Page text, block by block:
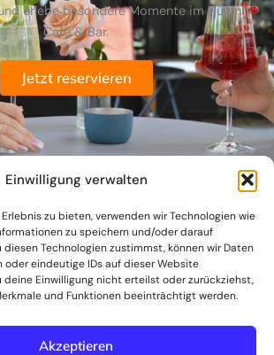
Einwilligung verwalten
zu bieten, verwenden wir Technologien wie
zu speichern und/oder darauf
diesen Technologien zustimmst, können wir Daten
oder eindeutige IDs auf dieser Website
deine Einwilligung nicht erteilst oder zurückziehst,
und Funktionen beeinträchtigt werden.
Akzeptieren
erlebe besondere Momente im Huginn
Café & Bar.
Jetzt reservieren